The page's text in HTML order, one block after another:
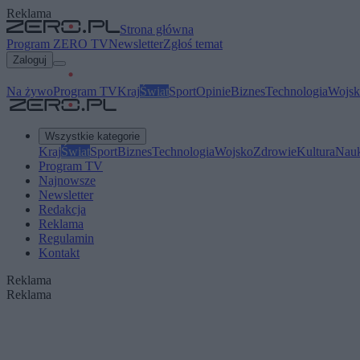
Reklama
Strona główna
Program ZERO TVNewsletterZgłoś temat
Zaloguj
Na żywoProgram TVKrajŚwiatSportOpinieBiznesTechnologia
Wszystkie kategorie
KrajŚwiatSportBiznesTechnologiaWojskoZdrowieKultura
Program TV
Najnowsze
Newsletter
Redakcja
Reklama
Regulamin
Kontakt
Reklama
Reklama